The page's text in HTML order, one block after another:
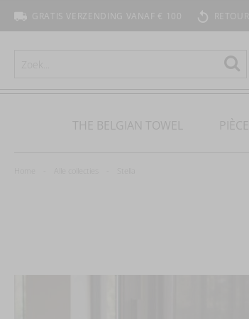
GRATIS VERZENDING VANAF € 100
Zoeken
THE BELGIAN TOWEL